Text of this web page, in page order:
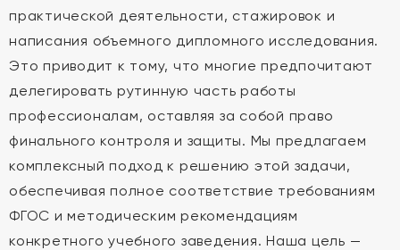
практической деятельности, стажировок и
написания объемного дипломного исследования.
Это приводит к тому, что многие предпочитают
делегировать рутинную часть работы
профессионалам, оставляя за собой право
финального контроля и защиты. Мы предлагаем
комплексный подход к решению этой задачи,
обеспечивая полное соответствие требованиям
ФГОС и методическим рекомендациям
конкретного учебного заведения. Наша цель —